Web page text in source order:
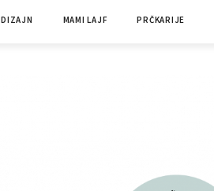
MAMI LAJF PRČKARIJE